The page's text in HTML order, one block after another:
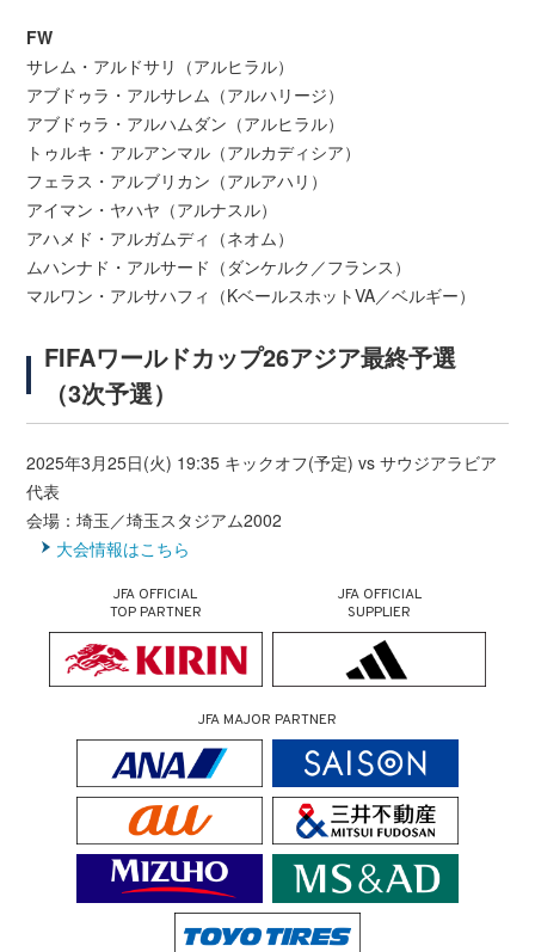
FW
サレム・アルドサリ（アルヒラル）
アブドゥラ・アルサレム（アルハリージ）
アブドゥラ・アルハムダン（アルヒラル）
トゥルキ・アルアンマル（アルカディシア）
フェラス・アルブリカン（アルアハリ）
アイマン・ヤハヤ（アルナスル）
アハメド・アルガムディ（ネオム）
ムハンナド・アルサード（ダンケルク／フランス）
マルワン・アルサハフィ（KベールスホットVA／ベルギー）
FIFAワールドカップ26アジア最終予選
（3次予選）
2025年3月25日(火) 19:35 キックオフ(予定) vs サウジアラビア
代表
会場：埼玉／埼玉スタジアム2002
大会情報はこちら
JFA OFFICIAL
TOP PARTNER
JFA OFFICIAL
SUPPLIER
JFA MAJOR PARTNER